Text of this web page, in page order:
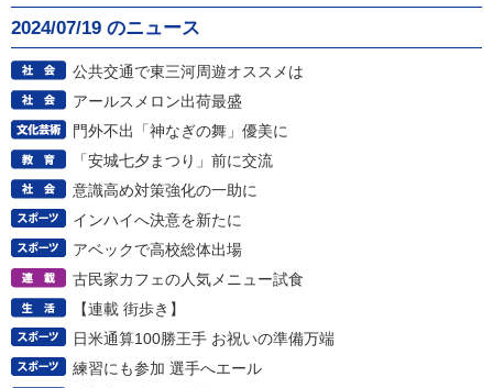
2024/07/19 のニュース
公共交通で東三河周遊オススメは
アールスメロン出荷最盛
門外不出「神なぎの舞」優美に
「安城七夕まつり」前に交流
意識高め対策強化の一助に
インハイへ決意を新たに
アベックで高校総体出場
古民家カフェの人気メニュー試食
【連載 街歩き】
日米通算100勝王手 お祝いの準備万端
練習にも参加 選手へエール